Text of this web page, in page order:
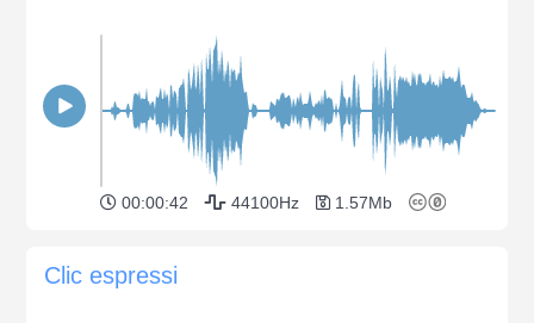
00:00:42 44100Hz 1.57Mb
Clic espressi